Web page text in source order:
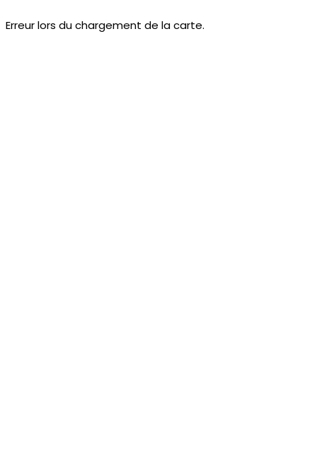
Erreur lors du chargement de la carte.